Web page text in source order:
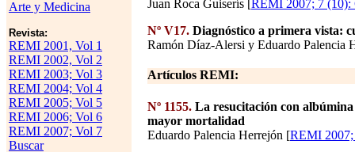
Arte y Medicina
Revista:
REMI 2001, Vol 1
REMI 2002, Vol 2
REMI 2003; Vol 3
REMI 2004; Vol 4
REMI 2005; Vol 5
REMI 2006; Vol 6
REMI 2007; Vol 7
Buscar
Juan Roca Guiserís [REMI 2007; 7 (10):
Nº V17. Diagnóstico a primera vista:
Ramón Díaz-Alersi y Eduardo Palencia
Artículos REMI:
Nº 1155. La resucitación con albúmina
mayor mortalidad
Eduardo Palencia Herrejón [REMI 2007;